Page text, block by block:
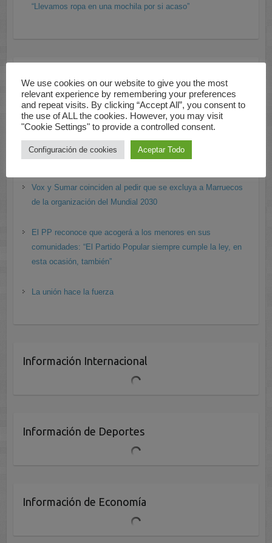
“Llevamos ropa en una mochila por si acaso”
Sira Rego, ministra de Infancia: “Es lamentable que PP y Vox
hagan un uso propagandístico y electoral de Ceuta”
Vox no romperá los gobiernos autonómicos con el PP aunque
acepten el reparto de menores extranjeros
Vox y Sumar coinciden al pedir que se excluya a Marruecos
de la organización del Mundial 2030
El PP reconoce que acogerá a los menores en sus
comunidades: “El Partido Popular siempre cumple la ley, en
esta ocasión, también”
La unión hace la fuerza
Información Internacional
Información de Deportes
Información de Economía
We use cookies on our website to give you the most
relevant experience by remembering your preferences
and repeat visits. By clicking “Accept All”, you consent to
the use of ALL the cookies. However, you may visit
"Cookie Settings" to provide a controlled consent.
Configuración de cookies Aceptar Todo